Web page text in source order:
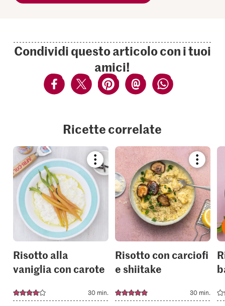
Condividi questo articolo con i tuoi
amici!
Ricette correlate
Bookmark
recipe
or
add
it
your
collections.
Risotto alla
vaniglia con carote
30 min.
recipe
or
add
it
to
your
Risotto con carciofi
e shiitake
30 min.